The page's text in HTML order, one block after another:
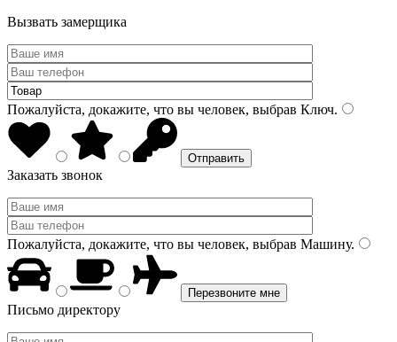
Вызвать замерщика
Пожалуйста, докажите, что вы человек, выбрав Ключ.
Заказать звонок
Пожалуйста, докажите, что вы человек, выбрав Машину.
Письмо директору